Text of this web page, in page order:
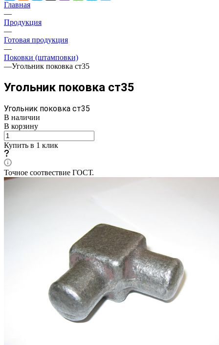
Главная
—
Продукция
—
Готовая продукция
—
Поковки (штамповки)
—Угольник поковка ст35
Угольник поковка ст35
Угольник поковка ст35
В наличии
В корзину
Купить в 1 клик
Точное соотвествие ГОСТ.